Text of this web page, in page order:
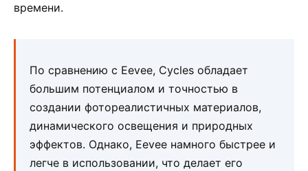
времени.
По сравнению с Eevee, Cycles обладает
большим потенциалом и точностью в
создании фотореалистичных материалов,
динамического освещения и природных
эффектов. Однако, Eevee намного быстрее и
легче в использовании, что делает его